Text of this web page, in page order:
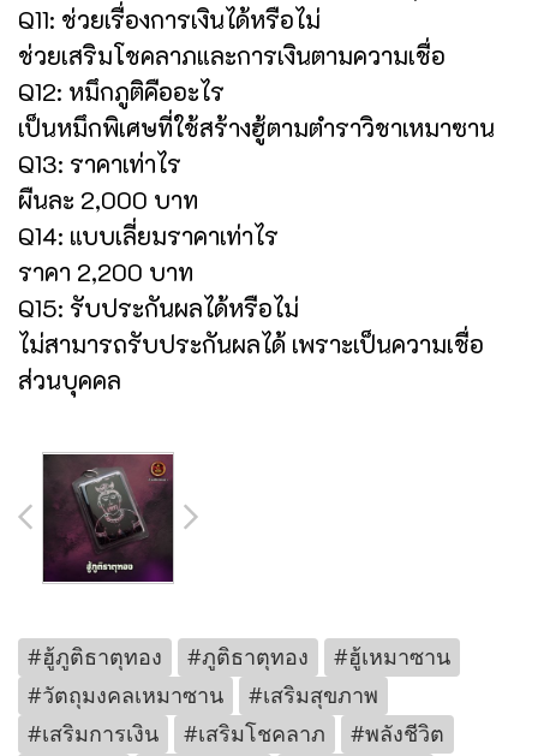
Q11: ช่วยเรื่องการเงินได้หรือไม่
ช่วยเสริมโชคลาภและการเงินตามความเชื่อ
Q12: หมึกภูติคืออะไร
เป็นหมึกพิเศษที่ใช้สร้างฮู้ตามตำราวิชาเหมาซาน
Q13: ราคาเท่าไร
ผืนละ 2,000 บาท
Q14: แบบเลี่ยมราคาเท่าไร
ราคา 2,200 บาท
Q15: รับประกันผลได้หรือไม่
ไม่สามารถรับประกันผลได้ เพราะเป็นความเชื่อ
ส่วนบุคคล
#ฮู้ภูติธาตุทอง #ภูติธาตุทอง
#ฮู้เหมาซาน
#วัตถุมงคลเหมาซาน
#เสริมสุขภาพ
#เสริมการเงิน
#เสริมโชคลาภ
#พลังชีวิต